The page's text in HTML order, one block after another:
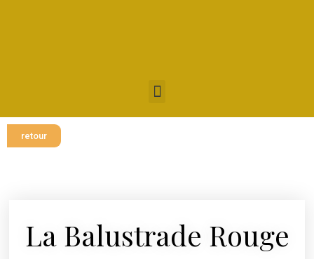
retour
La Balustrade Rouge